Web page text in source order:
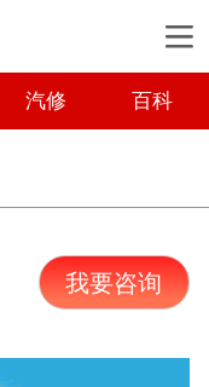
汽修 百科
我要咨询